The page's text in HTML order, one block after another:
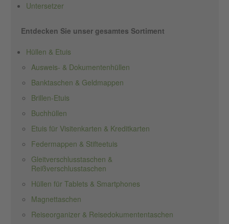
Untersetzer
Entdecken Sie unser gesamtes Sortiment
Hüllen & Etuis
Ausweis- & Dokumentenhüllen
Banktaschen & Geldmappen
Brillen-Etuis
Buchhüllen
Etuis für Visitenkarten & Kreditkarten
Federmappen & Stifteetuis
Gleitverschlusstaschen &
Reißverschlusstaschen
Hüllen für Tablets & Smartphones
Magnettaschen
Reiseorganizer & Reisedokumententaschen